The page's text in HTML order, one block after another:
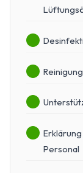
Personal